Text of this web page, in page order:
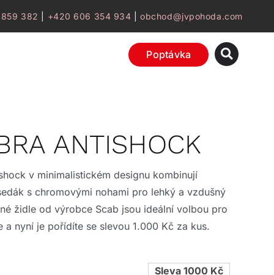
382 +420 606 354 934 |obchod@jvpohoda.com
Poptávka
ANTISHOCK
v minimalistickém designu kombinují
s chromovými nohami pro lehký a vzdušný
židle od výrobce Scab jsou ideální volbou pro
a nyní je pořídíte se slevou 1.000 Kč za kus.
Sleva 1000 Kč